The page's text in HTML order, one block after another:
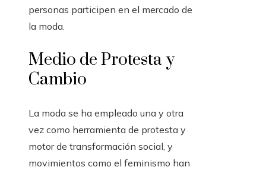
personas participen en el mercado de
la moda.
Medio de Protesta y
Cambio
La moda se ha empleado una y otra
vez como herramienta de protesta y
motor de transformación social, y
movimientos como el feminismo han